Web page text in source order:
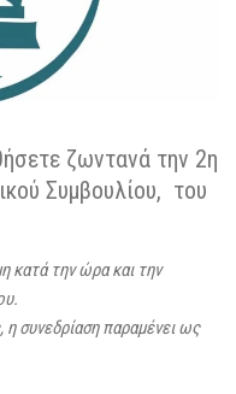
ζωντανά την 2η
Συμβουλίου, του
κατά την ώρα και την
συνεδρίαση παραμένει ως